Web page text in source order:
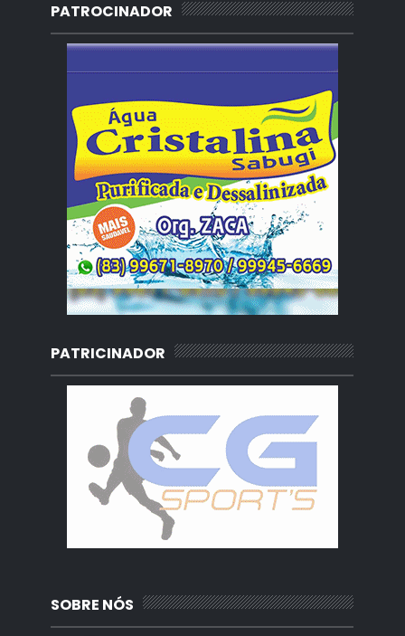
PATROCINADOR
PATRICINADOR
SOBRE NÓS